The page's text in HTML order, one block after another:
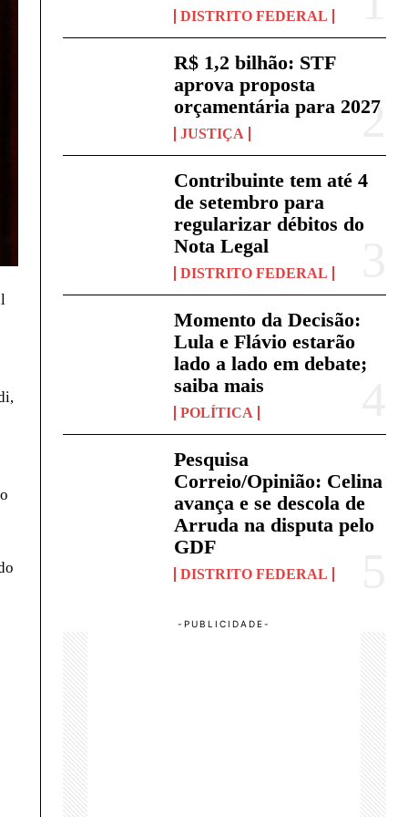
DISTRITO FEDERAL
R$ 1,2 bilhão: STF
aprova proposta
orçamentária para 2027
JUSTIÇA
Contribuinte tem até 4
de setembro para
regularizar débitos do
Nota Legal
DISTRITO FEDERAL
Momento da Decisão:
Lula e Flávio estarão
lado a lado em debate;
saiba mais
POLÍTICA
Pesquisa
Correio/Opinião: Celina
avança e se descola de
Arruda na disputa pelo
GDF
DISTRITO FEDERAL